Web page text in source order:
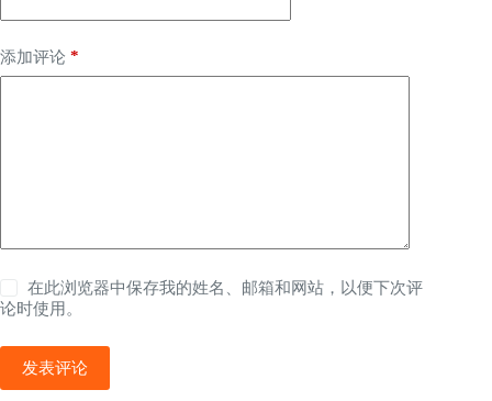
添加评论 *
在此浏览器中保存我的姓名、邮箱和网站，以便下次评
论时使用。
发表评论